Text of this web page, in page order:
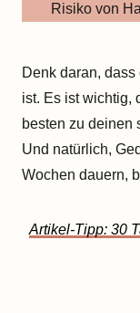
Risiko von
Denk daran,
ist. Es ist wichtig,
besten zu deinen
Und natürlich,
Wochen dauern,
Artikel-Tipp: 30